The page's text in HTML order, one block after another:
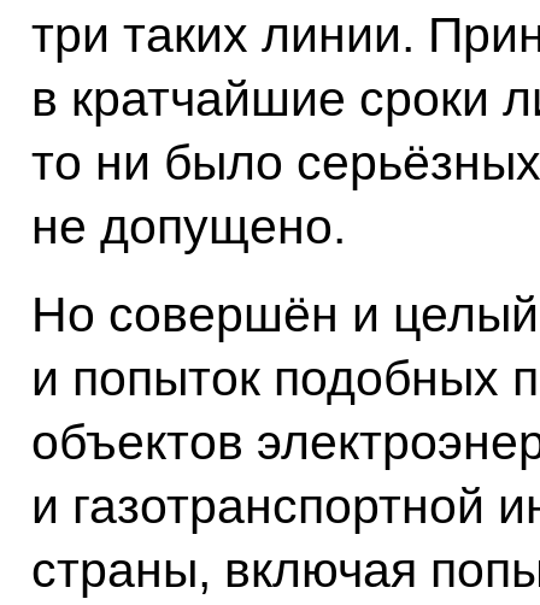
три таких линии.
в кратчайшие сроки
то ни было
не допущено.
Но совершён и целый
и попыток подобных
объектов
и газотранспортной
страны, включая